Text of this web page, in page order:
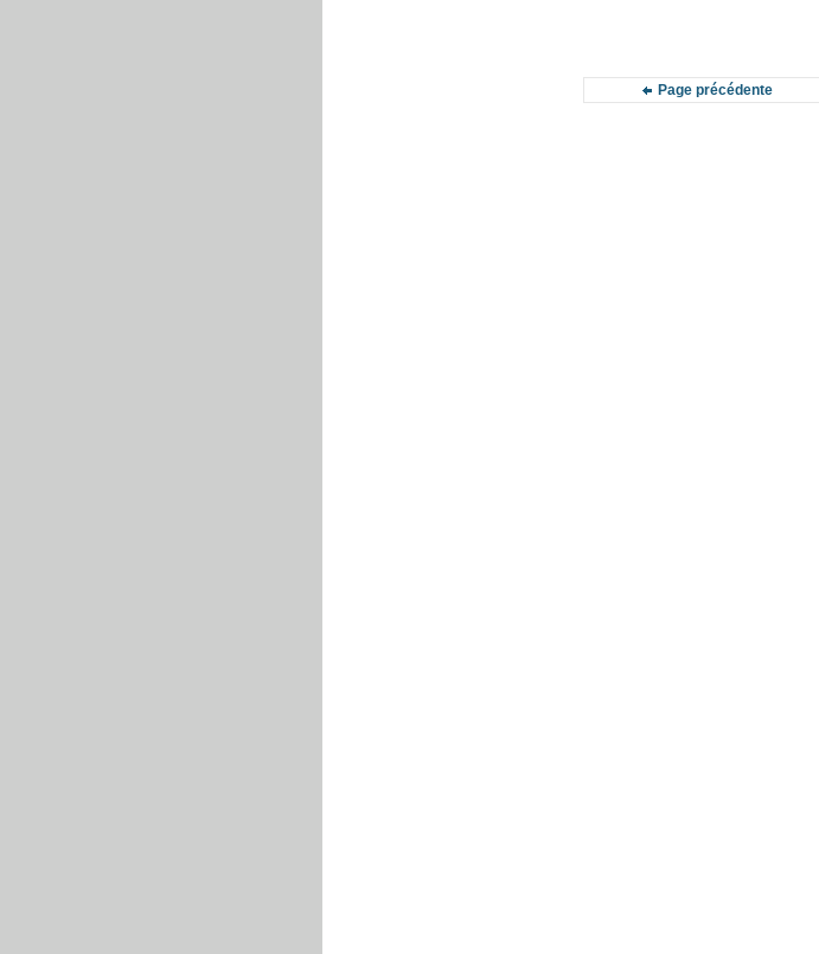
Page précédente